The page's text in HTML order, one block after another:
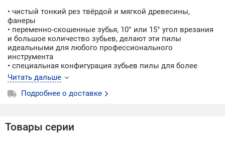
• чистый тонкий рез твёрдой и мягкой древесины,
фанеры
• переменно-скошенные зубья, 10° или 15° угол врезания
и большое количество зубьев, делают эти пилы
идеальными для любого профессионального
инструмента
• специальная конфигурация зубьев пилы для более
мягкой и эффективной работы
• применение: поперечное пиление, идеально ровный
срез
панели, покрытые ламинатом на бумажной основе,
Читать дальше
Подробнее о доставке
Товары серии